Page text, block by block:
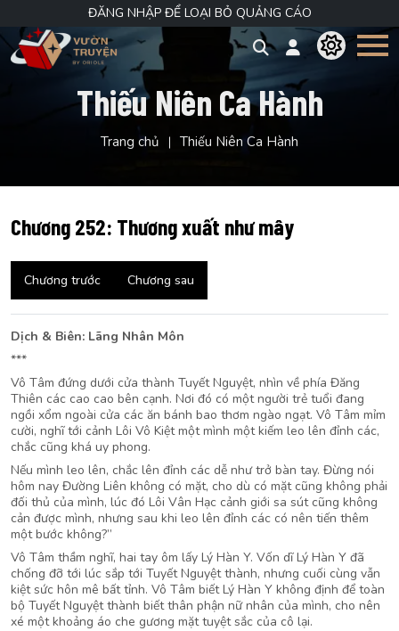
ĐĂNG NHẬP ĐỂ LOẠI BỎ QUẢNG CÁO
Thiếu Niên Ca Hành
Trang chủ Thiếu Niên Ca Hành
Chương 252: Thương xuất như mây
Chương trước Chương sau
Dịch & Biên: Lãng Nhân Môn
***
Vô Tâm đứng dưới cửa thành Tuyết Nguyệt, nhìn về phía Đăng
Thiên các cao cao bên cạnh. Nơi đó có một người trẻ tuổi đang
ngồi xổm ngoài cửa các ăn bánh bao thơm ngào ngạt. Vô Tâm mỉm
cười, nghĩ tới cảnh Lôi Vô Kiệt một mình một kiếm leo lên đỉnh các,
chắc cũng khá uy phong.
Nếu mình leo lên, chắc lên đỉnh các dễ như trở bàn tay. Đừng nói
hôm nay Đường Liên không có mặt, cho dù có mặt cũng không phải
đối thủ của mình, lúc đó Lôi Vân Hạc cảnh giới sa sút cũng không
cản được mình, nhưng sau khi leo lên đỉnh các có nên tiến thêm
một bước không?”
Vô Tâm thầm nghĩ, hai tay ôm lấy Lý Hàn Y. Vốn dĩ Lý Hàn Y đã
chống đỡ tới lúc sắp tới Tuyết Nguyệt thành, nhưng cuối cùng vẫn
kiệt sức hôn mê bất tỉnh. Vô Tâm biết Lý Hàn Y không định để toàn
bộ Tuyết Nguyệt thành biết thân phận nữ nhân của mình, cho nên
xé một khoảng áo che gương mặt tuyệt sắc của cô lại.